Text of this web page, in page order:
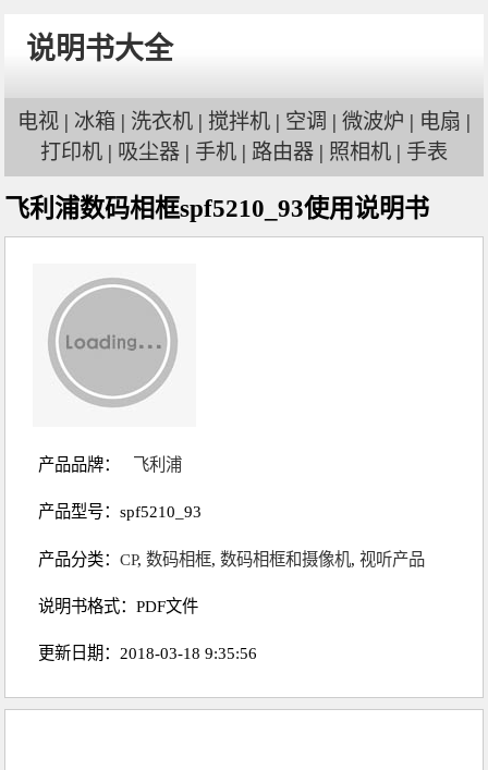
说明书大全
电视 | 冰箱 | 洗衣机 | 搅拌机 | 空调 | 微波炉 | 电扇 |
打印机 | 吸尘器 | 手机 | 路由器 | 照相机 | 手表
飞利浦数码相框spf5210_93使用说明书
产品品牌： 飞利浦
产品型号：spf5210_93
产品分类：CP,数码相框,数码相框和摄像机,视听产品
说明书格式：PDF文件
更新日期：2018-03-18 9:35:56